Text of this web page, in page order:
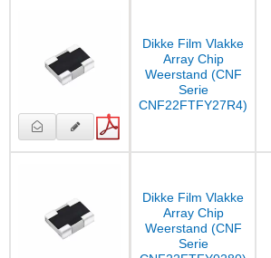
Dikke Film Vlakke
Array Chip
Weerstand (CNF
Serie
CNF22FTFY27R4)
Dikke Film Vlakke
Array Chip
Weerstand (CNF
Serie